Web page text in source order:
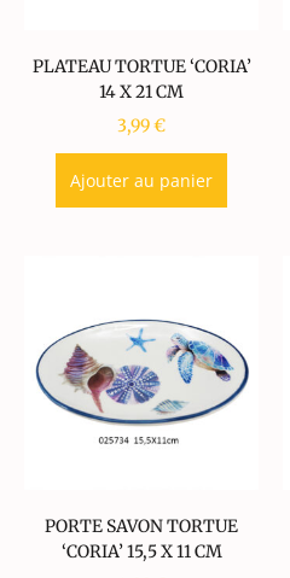
PLATEAU TORTUE ‘CORIA’
14 X 21 CM
3,99€
Ajouter au panier
PORTE SAVON TORTUE
‘CORIA’ 15,5 X 11 CM